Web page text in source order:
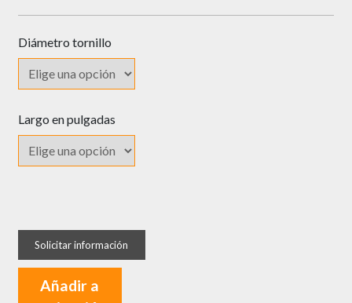
Diámetro tornillo
Largo en pulgadas
Autoperforante
Irizado
Añadir a